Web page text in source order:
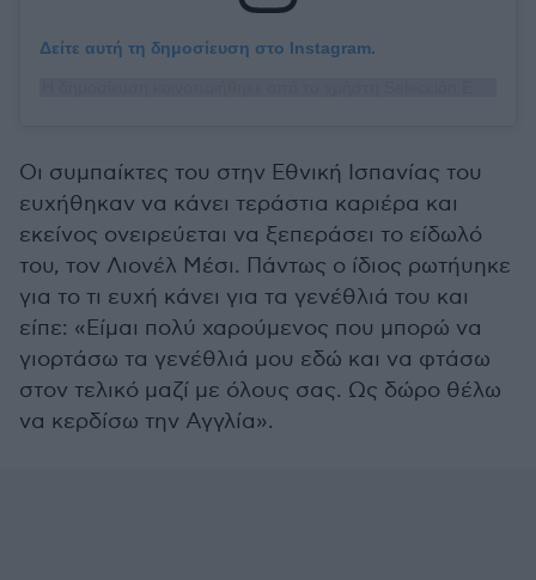
Δείτε αυτή τη δημοσίευση στο Instagram.
Οι συμπαίκτες του στην Εθνική Ισπανίας του
ευχήθηκαν να κάνει τεράστια καριέρα και
εκείνος ονειρεύεται να ξεπεράσει το είδωλό
του, τον Λιονέλ Μέσι. Πάντως ο ίδιος ρωτήυηκε
για το τι ευχή κάνει για τα γενέθλιά του και
είπε: «Είμαι πολύ χαρούμενος που μπορώ να
γιορτάσω τα γενέθλιά μου εδώ και να φτάσω
στον τελικό μαζί με όλους σας. Ως δώρο θέλω
να κερδίσω την Αγγλία».